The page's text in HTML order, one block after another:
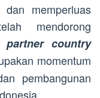
memperluas
mendorong
partner country
momentum
pembangunan